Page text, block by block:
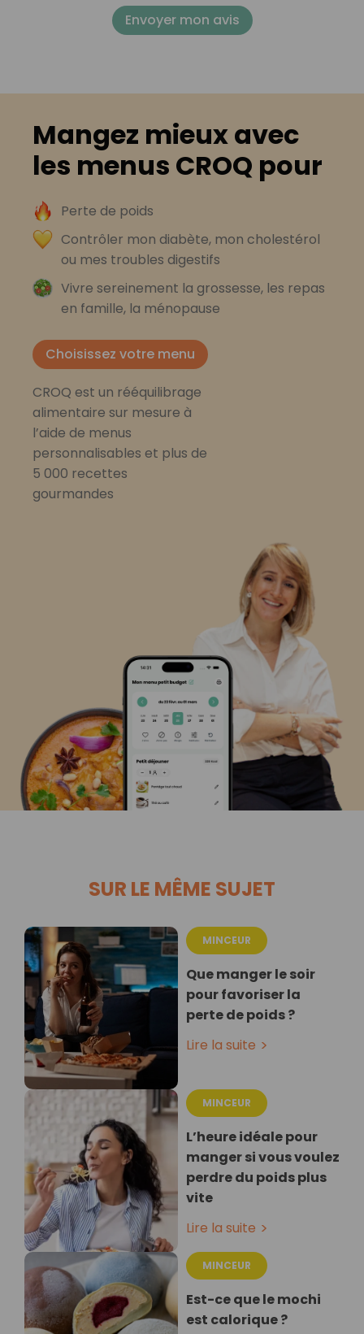
Envoyer mon avis
Mangez mieux avec
les menus CROQ pour
Perte de poids
Contrôler mon diabète, mon cholestérol
ou mes troubles digestifs
Vivre sereinement la grossesse, les repas
en famille, la ménopause
Choisissez votre menu
CROQ est un rééquilibrage
alimentaire sur mesure à
l’aide de menus
personnalisables et plus de
5 000 recettes
gourmandes
SUR LE MÊME SUJET
MINCEUR
Que manger le soir
pour favoriser la
perte de poids ?
Lire la suite
MINCEUR
L’heure idéale pour
manger si vous voulez
perdre du poids plus
vite
Lire la suite
MINCEUR
Est-ce que le mochi
est calorique ?